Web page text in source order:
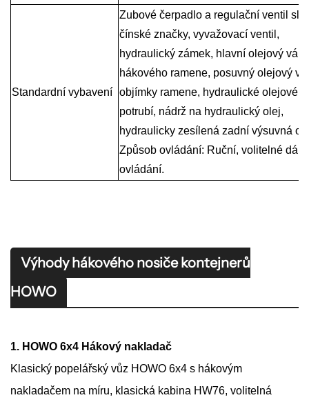
Standardní vybavení
Zubové čerpadlo a regulační ventil
čínské značky, vyvažovací ventil,
hydraulický zámek, hlavní olejový
hákového ramene, posuvný olejový
objímky ramene, hydraulické olejové
potrubí, nádrž na hydraulický olej,
hydraulicky zesílená zadní výsuvná
Způsob ovládání: Ruční, volitelné
ovládání.
Výhody hákového nosiče kontejnerů
HOWO
1. HOWO 6x4 Hákový nakladač
Klasický popelářský vůz HOWO 6x4 s hákovým
nakladačem na míru, klasická kabina HW76, volitelná